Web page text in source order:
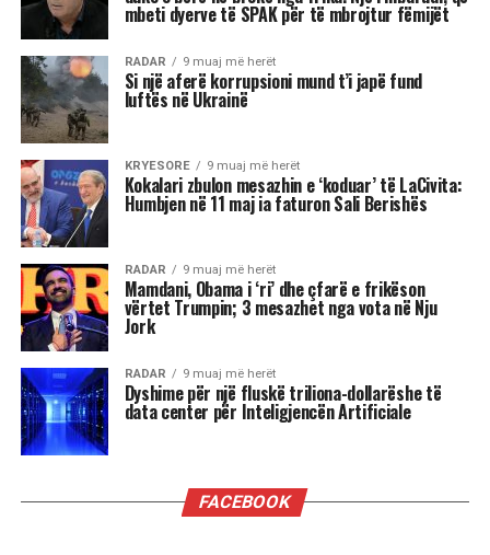
vendim.
Pyetja u drejtua nga shtetasi shqiptar Fatjon
Semanjaku, i cili duke rikujtuar vendimin e
administratës së mëparshme amerikane për
shpalljen “non grata” të Berishës, dhe faktin që
Blinken e cilësoi kryeministrin Edi Rama “lider
të shquar” gjatë një vizite në Shqipëri, i drejtoi
këtë pyetje:
“Dua të di sa i “shquar” duhet të jem që dyert e
Zyrës Ovale të hapen në rast se bëhem
kryeministër i Shqipërisë kur në Shtëpinë e
Bardhë rikthehet fraksioni mafioz i George Soros
i së majtës së sotme shumë shumë shumë
malinje?”
”Ju thatë që mund të zgjedh përgjigjen që dua t’i